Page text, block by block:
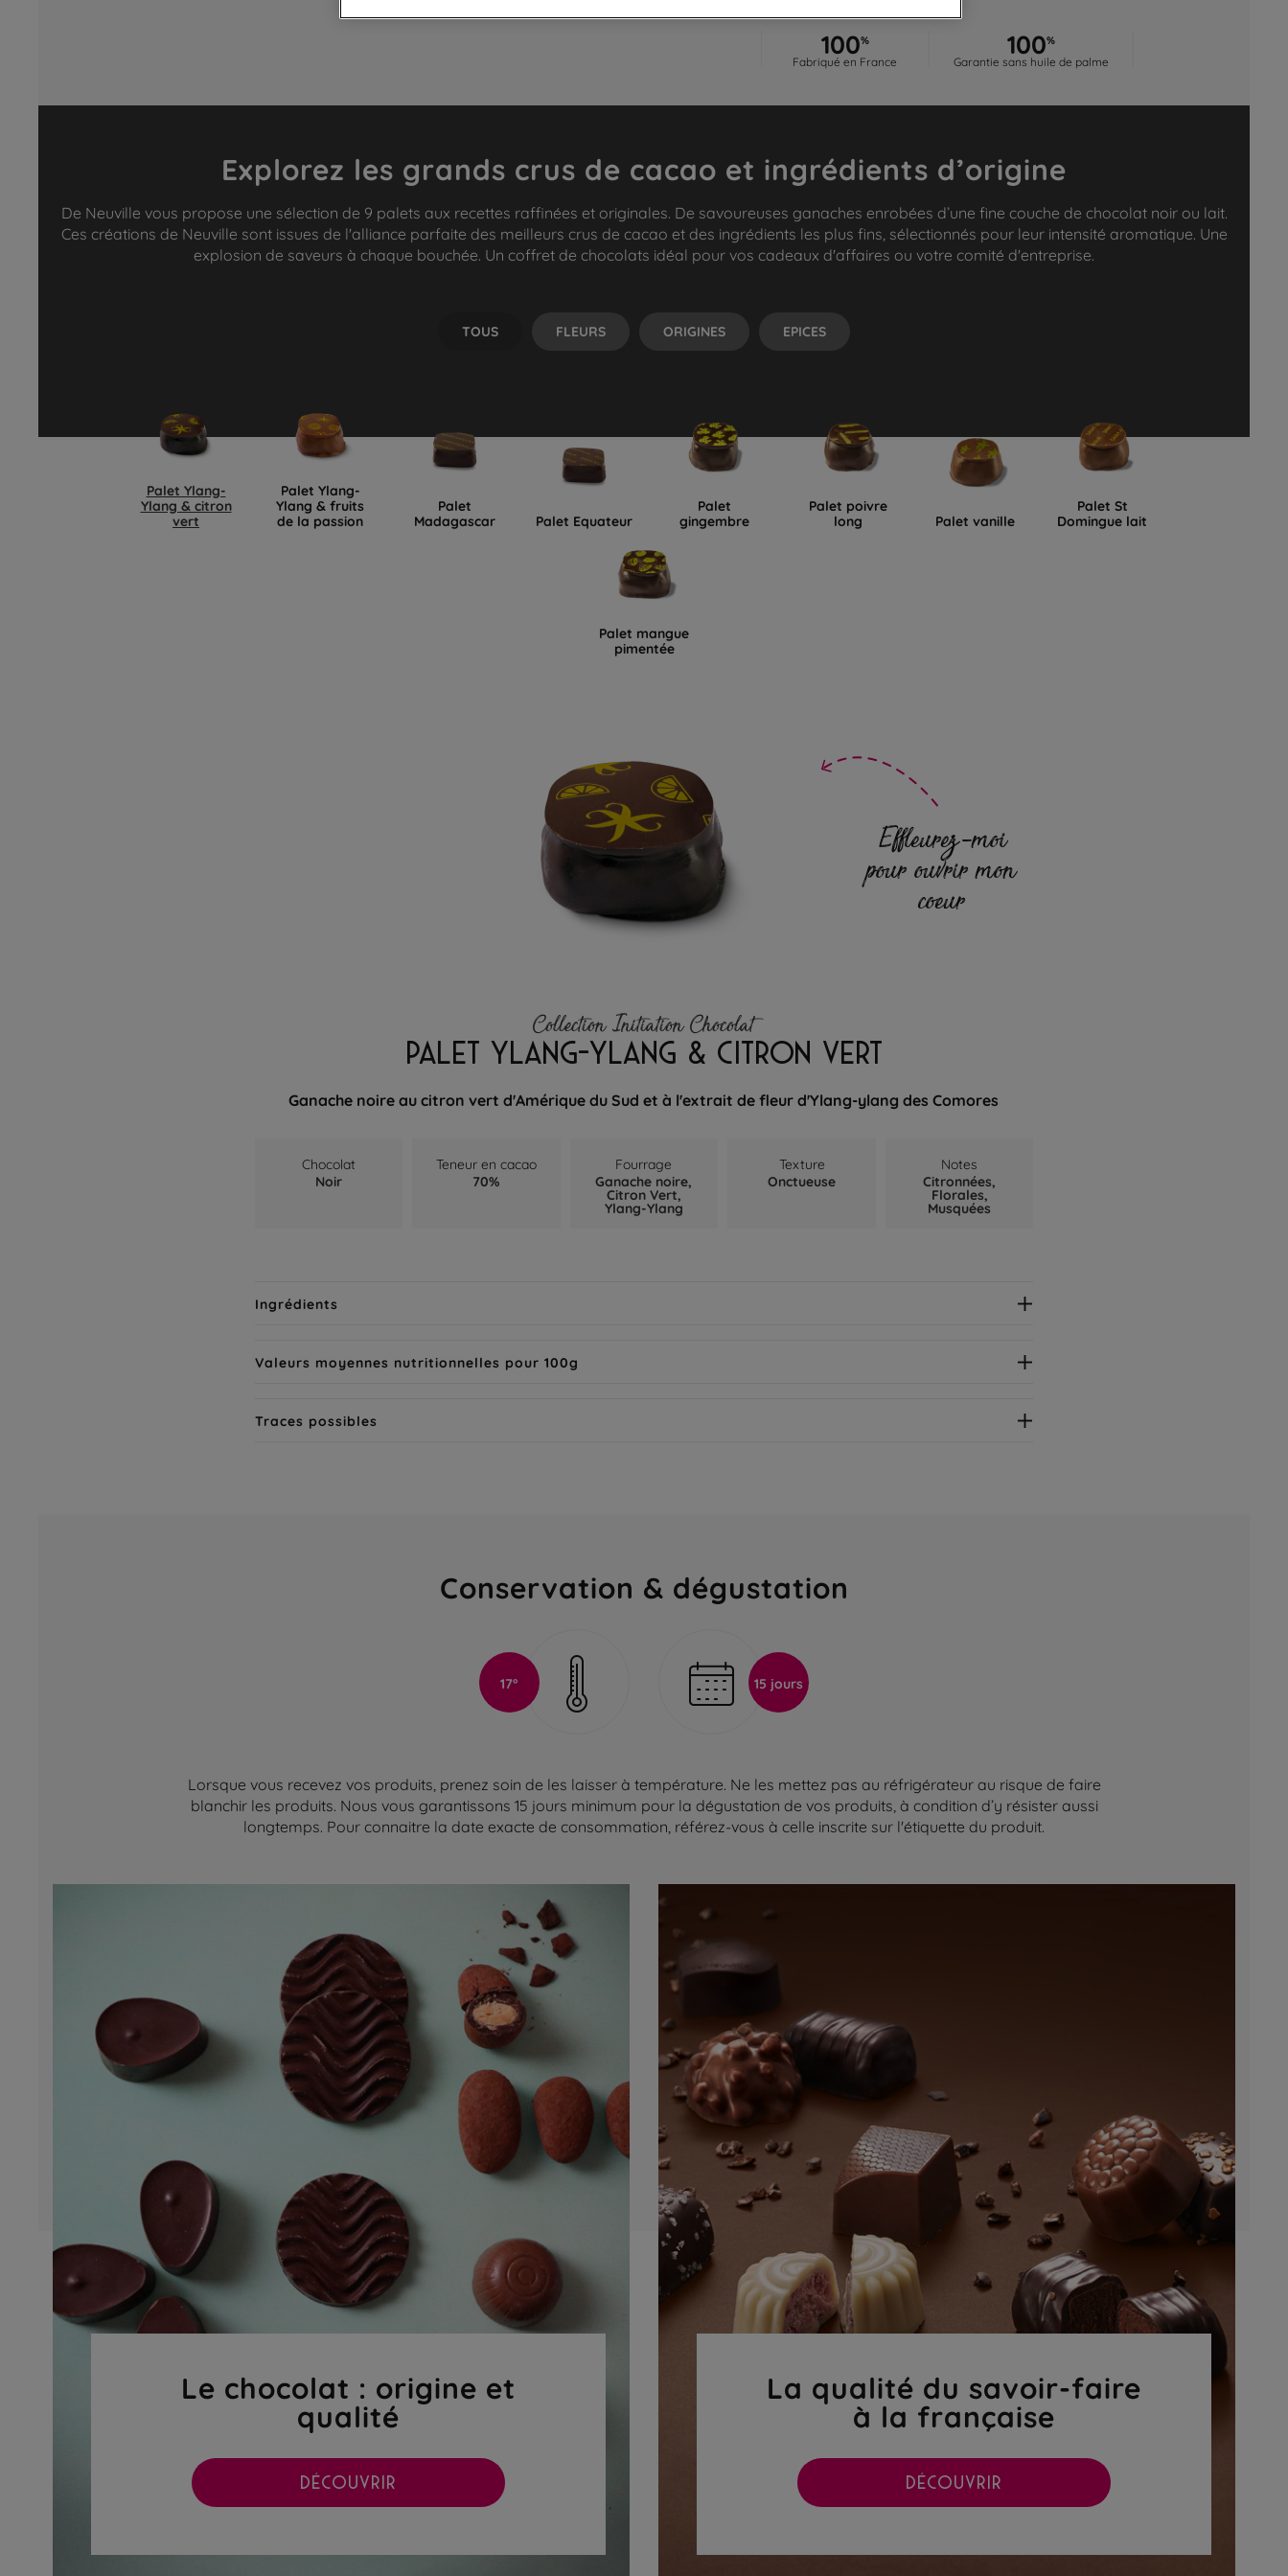
100%
Fabriqué en France 100%
Garantie sans huile de palme
Explorez les grands crus de cacao et ingrédients d’origine
De Neuville vous propose une sélection de 9 palets aux recettes raffinées et originales. De savoureuses ganaches enrobées d’une fine couche de chocolat noir ou lait.
Ces créations de Neuville sont issues de l'alliance parfaite des meilleurs crus de cacao et des ingrédients les plus fins, sélectionnés pour leur intensité aromatique. Une
explosion de saveurs à chaque bouchée. Un coffret de chocolats idéal pour vos cadeaux d'affaires ou votre comité d'entreprise.
TOUS FLEURS ORIGINES EPICES
Palet Ylang-
Ylang & citron
vert
Palet Ylang-
Ylang & fruits
de la passion
Palet
Madagascar Palet Equateur
Palet
gingembre
Palet poivre
long Palet vanille
Palet St
Domingue lait
Palet mangue
pimentée
Effleurez-moi
pour ouvrir mon
coeur
Collection Initiation Chocolat
PALET YLANG-YLANG & CITRON VERT
Ganache noire au citron vert d'Amérique du Sud et à l'extrait de fleur d'Ylang-ylang des Comores
Chocolat
Noir
Teneur en cacao
70%
Fourrage
Ganache noire,
Citron Vert,
Ylang-Ylang
Texture
Onctueuse
Notes
Citronnées,
Florales,
Musquées
Ingrédients
Valeurs moyennes nutritionnelles pour 100g
Traces possibles
Conservation & dégustation
17° 15 jours
Lorsque vous recevez vos produits, prenez soin de les laisser à température. Ne les mettez pas au réfrigérateur au risque de faire
blanchir les produits. Nous vous garantissons 15 jours minimum pour la dégustation de vos produits, à condition d’y résister aussi
longtemps. Pour connaitre la date exacte de consommation, référez-vous à celle inscrite sur l'étiquette du produit.
Le chocolat : origine et
qualité
DÉCOUVRIR
La qualité du savoir-faire
à la française
DÉCOUVRIR